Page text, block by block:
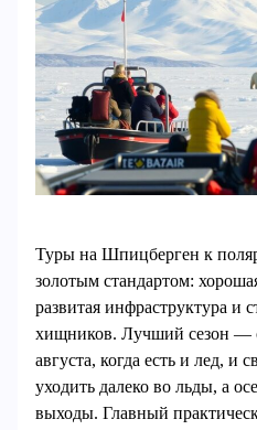
Туры на Шпицберген к
золотым стандартом:
развитая инфраструктура и
хищников. Лучший сезон —
августа, когда есть и лед, и
уходить далеко во льды, а
выходы. Главный